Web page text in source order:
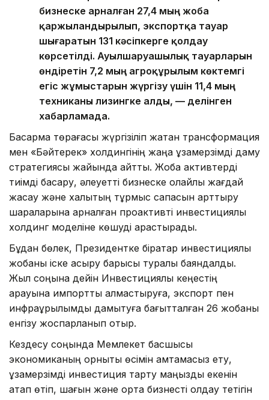
бизнеске арналған 27,4 мың жоба
қаржыландырылып, экспортқа тауар
шығаратын 131 кәсіпкерге қолдау
көрсетілді. Ауылшаруашылық тауарларын
өндіретін 7,2 мың агроқұрылым көктемгі
егіс жұмыстарын жүргізу үшін 11,4 мың
техниканы лизингке алды, — делінген
хабарламада.
Басқарма төрағасы жүргізіліп жатқан трансформация
мен «Бәйтерек» холдингінің жаңа ұзақмерзімді даму
стратегиясы жайында айтты. Жоба активтерді
тиімді басқару, әлеуетті бизнеске қолайлы жағдай
жасау және халықтың тұрмыс сапасын арттыру
шараларына арналған проактивті инвестициялық
холдинг моделіне көшуді қарастырады.
Бұдан бөлек, Президентке бірқатар инвестициялық
жобаны іске асыру барысы туралы баяндалды.
Жыл соңына дейін Инвестициялық кеңестің
қарауына импортты алмастыруға, экспорт пен
инфрақұрылымды дамытуға бағытталған 26 жобаны
енгізу жоспарланып отыр.
Кездесу соңында Мемлекет басшысы
экономиканың орнықты өсімін қамтамасыз ету,
ұзақмерзімді инвестиция тарту маңызды екенін
атап өтіп, шағын және орта бизнесті қолдау тетігін